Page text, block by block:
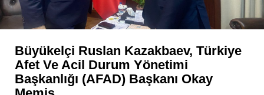
Büyükelçi Ruslan Kazakbaev, Türkiye
Afet Ve Acil Durum Yönetimi
Başkanlığı (AFAD) Başkanı Okay